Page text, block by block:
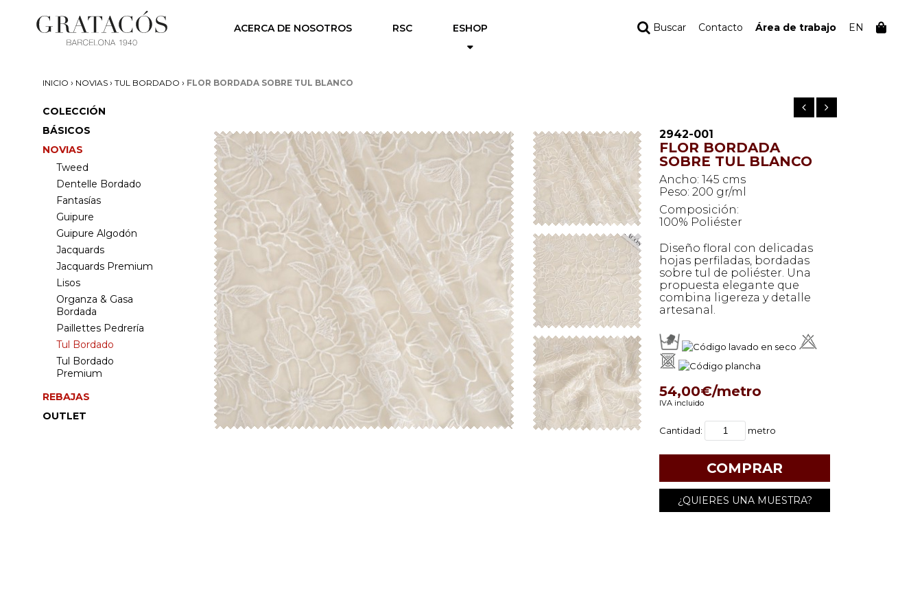
ACERCA DE NOSOTROS RSC ESHOP Buscar Contacto Área de trabajo EN
INICIO › NOVIAS › TUL BORDADO › FLOR BORDADA SOBRE TUL BLANCO
COLECCIÓN
BÁSICOS
NOVIAS
Tweed
Dentelle Bordado
Fantasías
Guipure
Guipure Algodón
Jacquards
Jacquards Premium
Lisos
Organza & Gasa
Bordada
Paillettes Pedrería
Tul Bordado
Tul Bordado
Premium
REBAJAS
OUTLET
2942-001
FLOR BORDADA
SOBRE TUL BLANCO
Ancho: 145 cms
Peso: 200 gr/ml
Composición:
100% Poliéster
Diseño floral con delicadas
hojas perfiladas, bordadas
sobre tul de poliéster. Una
propuesta elegante que
combina ligereza y detalle
artesanal.
54,00€/metro
IVA incluido
Cantidad: metro
¿QUIERES UNA MUESTRA?